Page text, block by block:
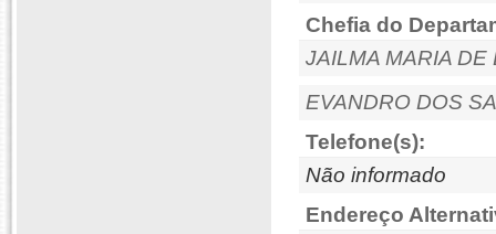
Chefia do
JAILMA MARIA DE
EVANDRO DOS
Telefone(s):
Não informado
Endereço